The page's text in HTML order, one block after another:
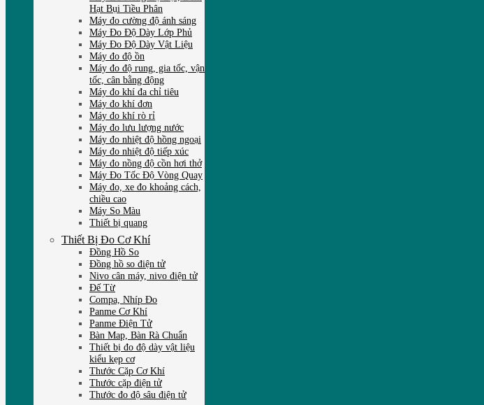
Hạt Bụi Tiều Phân
Máy đo cường độ ánh sáng
Máy Đo Độ Dày Lớp Phủ
Máy Đo Độ Dày Vật Liệu
Máy đo độ ồn
Máy đo độ rung, gia tốc, vận
tốc, cân bằng động
Máy đo khí đa chỉ tiêu
Máy đo khí đơn
Máy đo khí rò rỉ
Máy đo lưu lượng nước
Máy đo nhiệt độ hồng ngoại
Máy đo nhiệt độ tiếp xúc
Máy đo nồng độ cồn hơi thở
Máy Đo Tốc Độ Vòng Quay
Máy đo, xe đo khoảng cách,
chiều cao
Máy So Màu
Thiết bị quang
Thiết Bị Đo Cơ Khí
Đồng Hồ So
Đồng hồ so điện tử
Nivo cân máy, nivo điện tử
Đế Từ
Compa, Nhíp Đo
Panme Cơ Khí
Panme Điện Tử
Bàn Map, Bàn Rà Chuẩn
Thiết bị đo độ dày vật liệu
kiểu kẹp cơ
Thước Cặp Cơ Khí
Thước cặp điện tử
Thước đo độ sâu điện tử